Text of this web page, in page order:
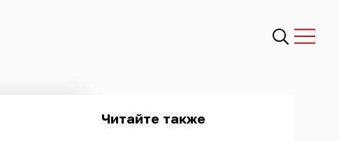
Читайте также